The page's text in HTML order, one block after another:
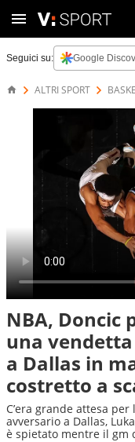
Seguici su: Google
ALTRI SPORT
NBA, Doncic
una
a Dallas in
costretto a
C’era grande attesa
avversario a Dallas,
è spietato mentre il gm